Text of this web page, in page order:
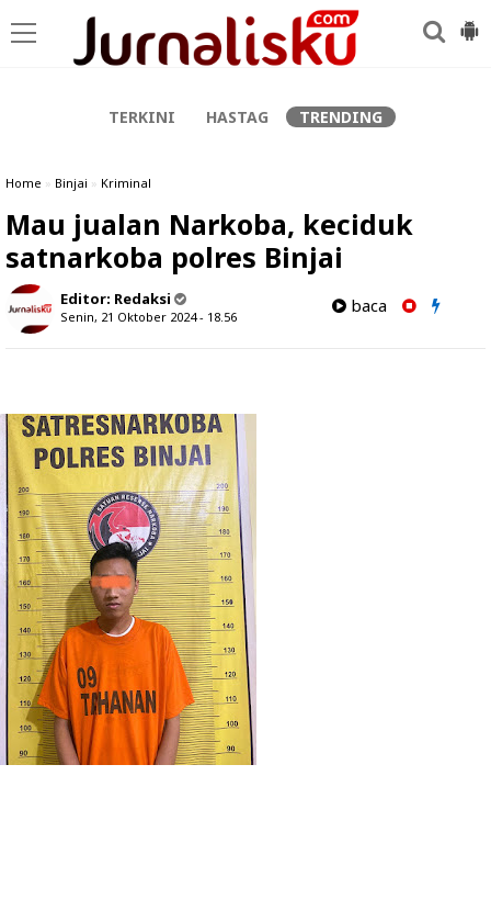
TERKINI HASTAG TRENDING
Home » Binjai » Kriminal
Mau jualan Narkoba, keciduk
satnarkoba polres Binjai
Editor: Redaksi
Senin, 21 Oktober 2024 - 18.56
baca